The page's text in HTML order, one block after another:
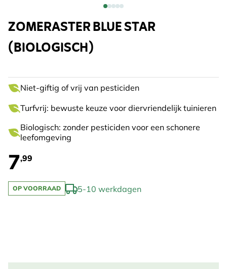
ZOMERASTER BLUE STAR
(BIOLOGISCH)
Niet-giftig of vrij van pesticiden
Turfvrij: bewuste keuze voor diervriendelijk tuinieren
Biologisch: zonder pesticiden voor een schonere
leefomgeving
7,99
OP VOORRAAD 5-10 werkdagen